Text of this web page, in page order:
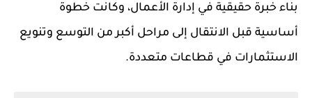
بناء خبرة حقيقية في إدارة الأعمال، وكانت خطوة
أساسية قبل الانتقال إلى مراحل أكبر من التوسع وتنويع
الاستثمارات في قطاعات متعددة.